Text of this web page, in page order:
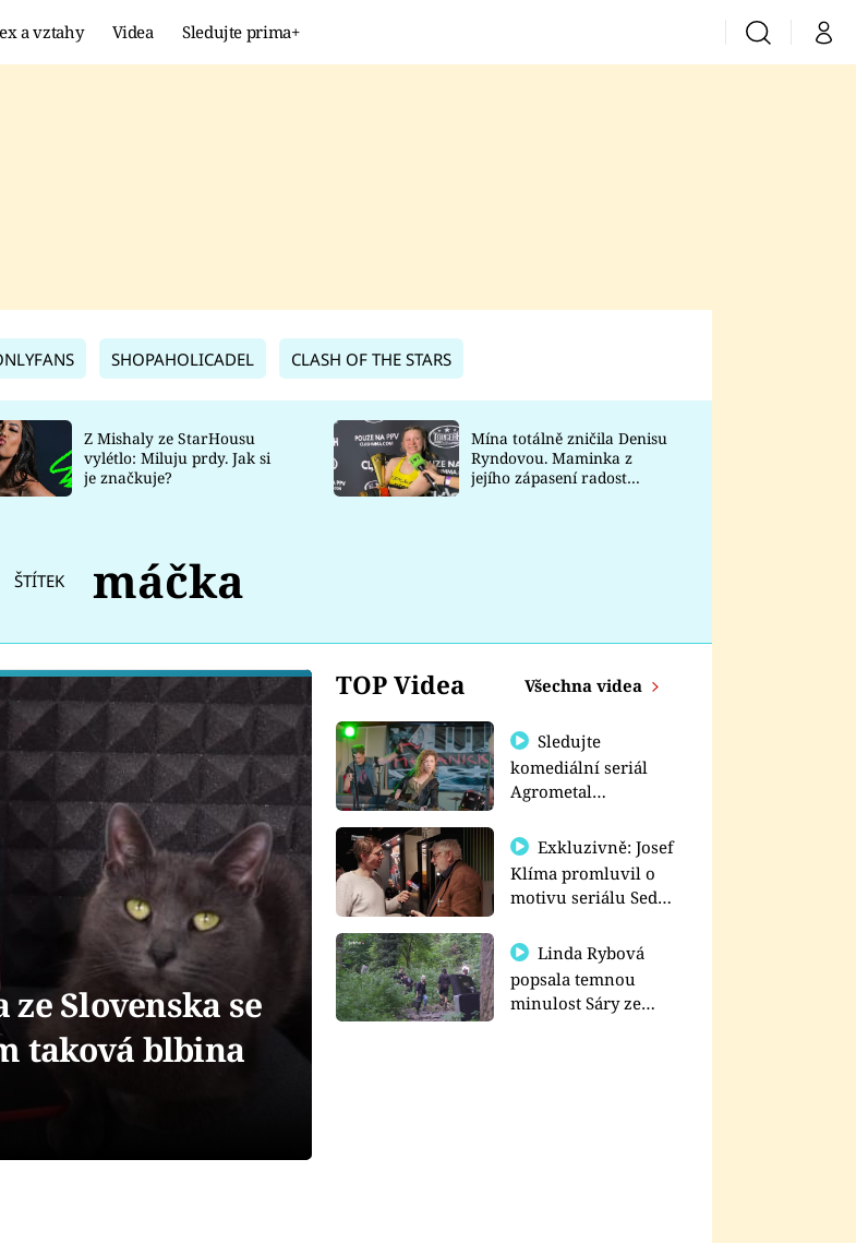
a vztahy Videa Sledujte prima+ VyhledáváníMůj
Prima Lajk
Sledujte nás
SHOPAHOLICADEL CLASH OF THE STARS
Z Mishaly ze StarHousu
vylétlo: Miluju prdy. Jak si
je značkuje?
Mína totálně zničila Denisu
Ryndovou. Maminka z
jejího zápasení radost
ŠTÍTEK máčka
TOP Videa Všechna videa
Sledujte
komediální seriál
Agrometal
prima+
Exkluzivně: Josef
Klíma promluvil o
motivu seriálu Sedm
Linda Rybová
popsala temnou
minulost Sáry ze
Slovenska se
taková blbina